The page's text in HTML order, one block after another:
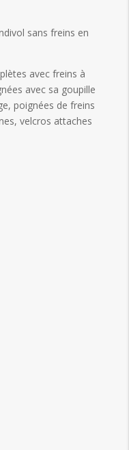
sans freins en
avec freins à
avec sa goupille
poignées de freins
velcros attaches